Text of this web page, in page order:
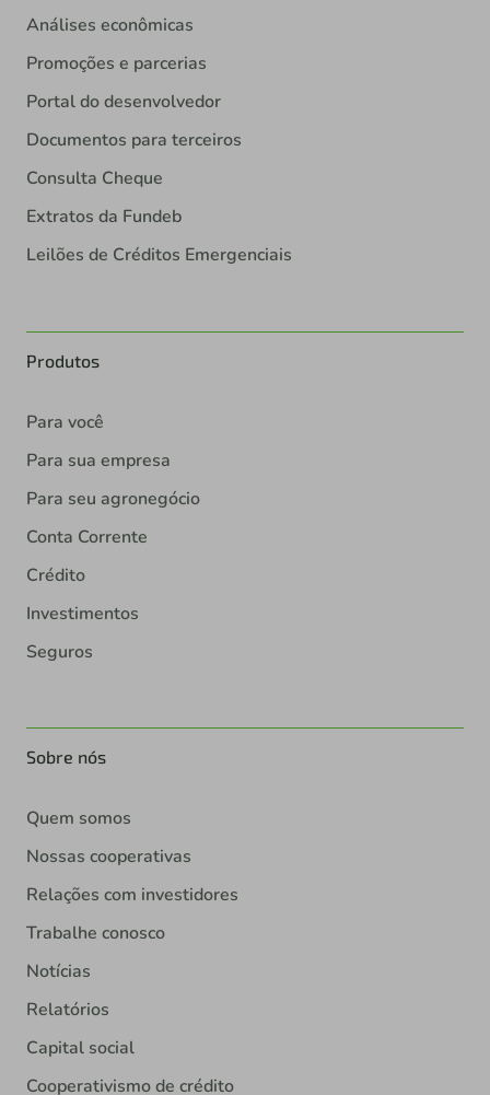
Análises econômicas
Promoções e parcerias
Portal do desenvolvedor
Documentos para terceiros
Consulta Cheque
Extratos da Fundeb
Leilões de Créditos Emergenciais
Produtos
Para você
Para sua empresa
Para seu agronegócio
Conta Corrente
Crédito
Investimentos
Seguros
Sobre nós
Quem somos
Nossas cooperativas
Relações com investidores
Trabalhe conosco
Notícias
Relatórios
Capital social
Cooperativismo de crédito